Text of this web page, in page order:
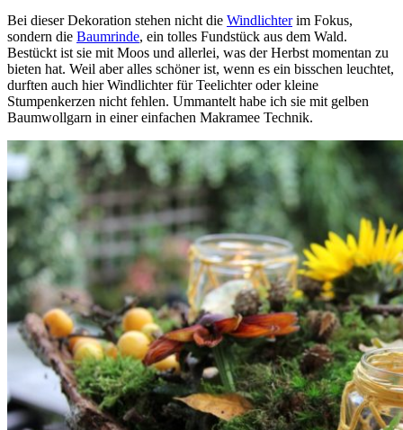
Bei dieser Dekoration stehen nicht die Windlichterim Fokus,
sondern die Baumrinde, ein tolles Fundstück aus dem Wald.
Bestückt ist sie mit Moos und allerlei, was der Herbst momentan zu
bieten hat. Weil aber alles schöner ist, wenn es ein bisschen leuchtet,
durften auch hier Windlichter für Teelichter oder kleine
Stumpenkerzen nicht fehlen. Ummantelt habe ich sie mit gelben
Baumwollgarn in einer einfachen Makramee Technik.